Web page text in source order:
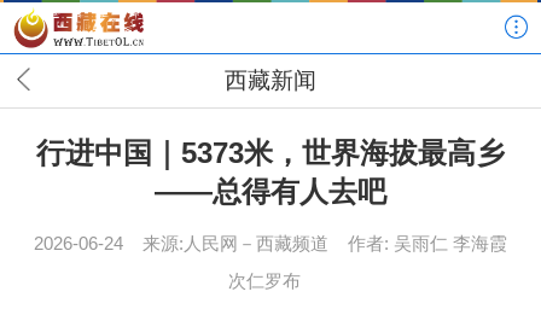
西藏新闻
行进中国｜5373米，世界海拔最高乡
——总得有人去吧
2026-06-24 来源:人民网－西藏频道
作者: 吴雨仁 李海霞
次仁罗布